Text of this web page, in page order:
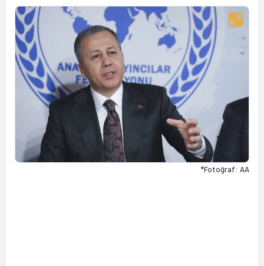
*Fotoğraf: AA